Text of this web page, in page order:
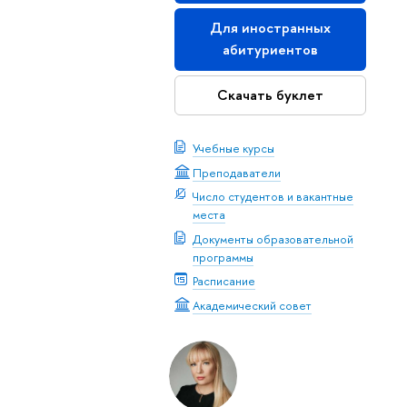
Для иностранных
абитуриентов
Скачать буклет
Учебные курсы
Преподаватели
Число студентов и вакантные
места
Документы образовательной
программы
Расписание
Академический совет